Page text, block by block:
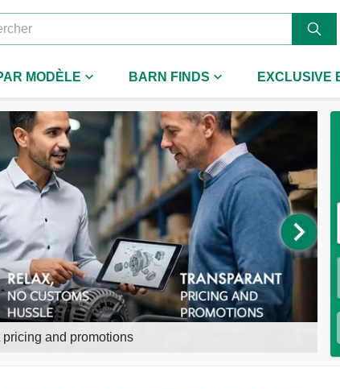
MODÈLE BARN FINDS EXCLUSIVE
and promotions